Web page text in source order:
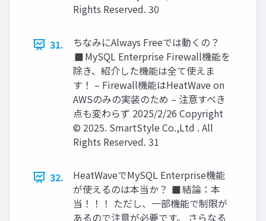
Rights Reserved. 30
31.
ちなみにAlways Freeでは動くの？
◼MySQL Enterprise Firewall機能を
除き、紹介した機能は全て使えま
す！ – Firewall機能はHeatWave on
AWSのみの実装のため – 注意すべき
点も変わらず 2025/2/26 Copyright
© 2025. SmartStyle Co.,Ltd . All
Rights Reserved. 31
32.
HeatWaveでMySQL Enterprise機能
が使えるのは本当か？ ◼結論：本
当！！！ ただし、一部機能で制限が
あるので注意が必要です。 さらなる